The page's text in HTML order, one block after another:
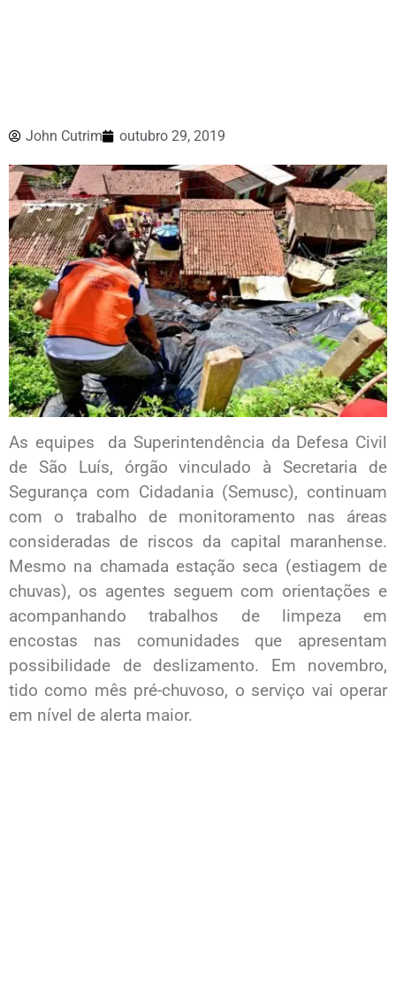
John Cutrim outubro 29, 2019
As equipes da Superintendência da Defesa Civil
de São Luís, órgão vinculado à Secretaria de
Segurança com Cidadania (Semusc), continuam
com o trabalho de monitoramento nas áreas
consideradas de riscos da capital maranhense.
Mesmo na chamada estação seca (estiagem de
chuvas), os agentes seguem com orientações e
acompanhando trabalhos de limpeza em
encostas nas comunidades que apresentam
possibilidade de deslizamento. Em novembro,
tido como mês pré-chuvoso, o serviço vai operar
em nível de alerta maior.